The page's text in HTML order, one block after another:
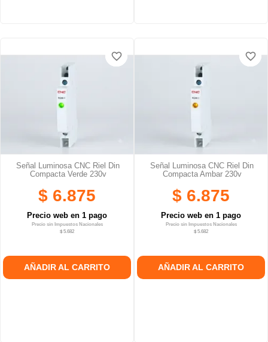
Señal Luminosa CNC Riel Din
Compacta Verde 230v
$ 6.875
Precio web en 1 pago
Precio sin Impuestos Nacionales
$ 5.682
AÑADIR AL CARRITO
favorite_border
favorite_border
favorite_border
Señal Luminosa CNC Riel Din
Compacta Ambar 230v
$ 6.875
Precio web en 1 pago
Precio sin Impuestos Nacionales
$ 5.682
AÑADIR AL CARRITO
favorite_border
favorite_border
favorite_border